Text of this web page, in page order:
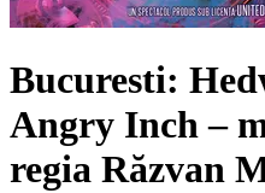
Bucuresti:
Angry Inch –
regia Răzvan